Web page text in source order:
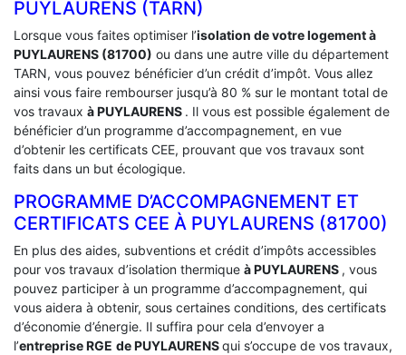
‎PUYLAURENS (TARN)
Lorsque vous faites optimiser l’isolation de votre logement à
PUYLAURENS (81700) ou dans une autre ville du département
TARN, vous pouvez bénéficier d’un crédit d’impôt. Vous allez
ainsi vous faire rembourser jusqu’à 80 % sur le montant total de
vos travaux à PUYLAURENS . Il vous est possible également de
bénéficier d’un programme d’accompagnement, en vue
d’obtenir les certificats CEE, prouvant que vos travaux sont
faits dans un but écologique.
PROGRAMME D’ACCOMPAGNEMENT ET
CERTIFICATS CEE À ‎PUYLAURENS (81700)
En plus des aides, subventions et crédit d’impôts accessibles
pour vos travaux d’isolation thermique à PUYLAURENS , vous
pouvez participer à un programme d’accompagnement, qui
vous aidera à obtenir, sous certaines conditions, des certificats
d’économie d’énergie. Il suffira pour cela d’envoyer a
l’entreprise RGE de PUYLAURENSqui s’occupe de vos travaux,